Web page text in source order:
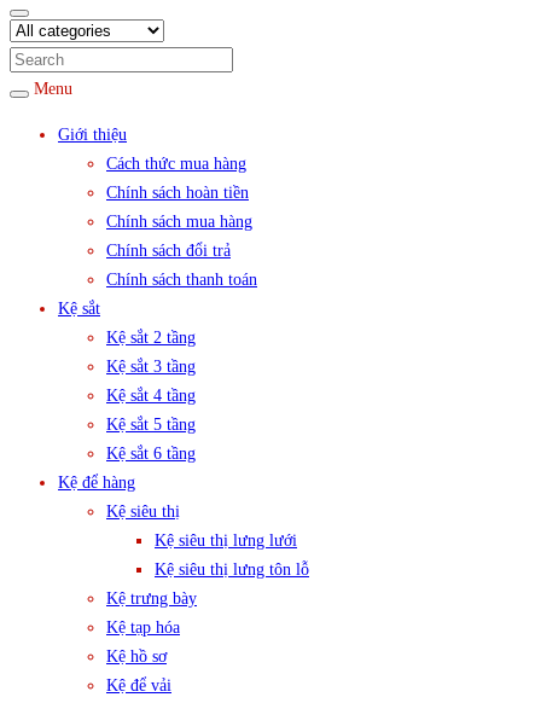
Menu
Giới thiệu
Cách thức mua hàng
Chính sách hoàn tiền
Chính sách mua hàng
Chính sách đổi trả
Chính sách thanh toán
Kệ sắt
Kệ sắt 2 tầng
Kệ sắt 3 tầng
Kệ sắt 4 tầng
Kệ sắt 5 tầng
Kệ sắt 6 tầng
Kệ để hàng
Kệ siêu thị
Kệ siêu thị lưng lưới
Kệ siêu thị lưng tôn lỗ
Kệ trưng bày
Kệ tạp hóa
Kệ hồ sơ
Kệ để vải